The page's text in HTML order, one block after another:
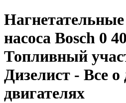
насоса Bosch 0
Топливный
Дизелист - Все
двигателях